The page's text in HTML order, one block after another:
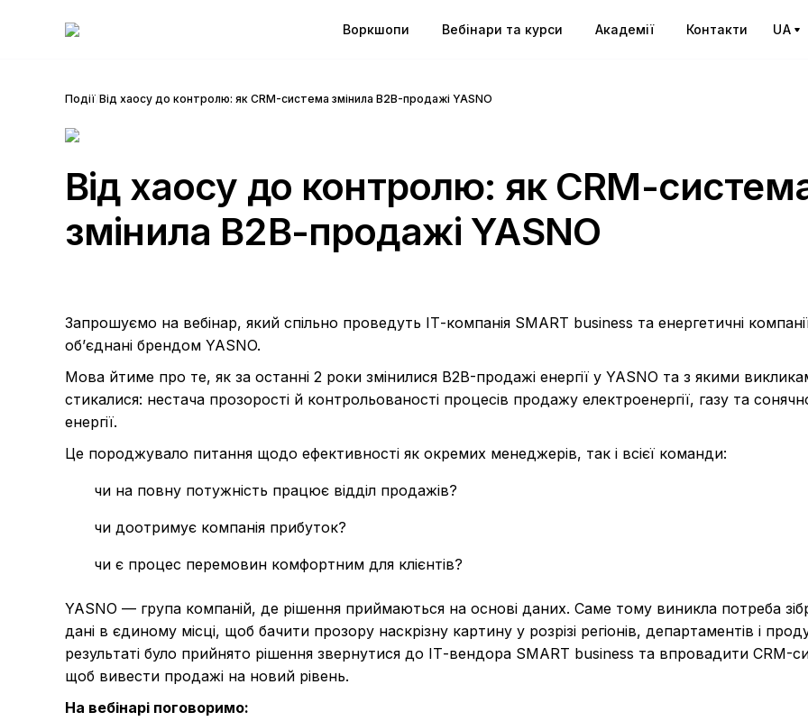
Воркшопи Вебінари та курси Академії Контакти UA
Події Від хаосу до контролю: як CRM-система змінила B2B-продажі YASNO
Від хаосу до контролю: як CRM-
змінила B2B-продажі YASNO
Запрошуємо на вебінар, який спільно проведуть ІТ-компанія SMART business та енергетичні
об’єднані брендом YASNO.
Мова йтиме про те, як за останні 2 роки змінилися B2B-продажі енергії у YASNO та з якими
стикалися: нестача прозорості й контрольованості процесів продажу електроенергії, газу та
енергії.
Це породжувало питання щодо ефективності як окремих менеджерів, так і всієї команди:
чи на повну потужність працює відділ продажів?
чи доотримує компанія прибуток?
чи є процес перемовин комфортним для клієнтів?
YASNO — група компаній, де рішення приймаються на основі даних. Саме тому виникла потреба
дані в єдиному місці, щоб бачити прозору наскрізну картину у розрізі регіонів, департаментів і
результаті було прийнято рішення звернутися до ІТ-вендора SMART business та впровадити CRM-
щоб вивести продажі на новий рівень.
На вебінарі поговоримо: